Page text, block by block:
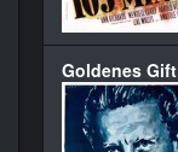
Goldenes Gift